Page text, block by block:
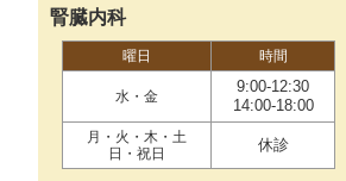
腎臓内科
曜日 時間
水・金
9:00-12:30
14:00-18:00
月・火・木・土
日・祝日
休診